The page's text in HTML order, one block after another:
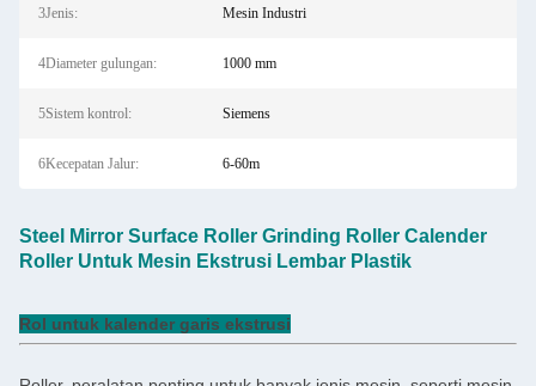
3Jenis: Mesin Industri
4Diameter gulungan: 1000 mm
5Sistem kontrol: Siemens
6Kecepatan Jalur: 6-60m
Steel Mirror Surface Roller Grinding Roller Calender
Roller Untuk Mesin Ekstrusi Lembar Plastik
Rol untuk kalender garis ekstrusi